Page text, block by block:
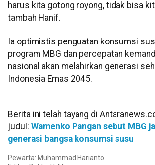
harus kita gotong royong, tidak bisa
tambah Hanif.
Ia optimistis penguatan konsumsi
program MBG dan percepatan
nasional akan melahirkan generasi
Indonesia Emas 2045.
Berita ini telah tayang di
judul: Wamenko Pangan sebut MBG
generasi bangsa konsumsi susu
Pewarta: Muhammad Harianto